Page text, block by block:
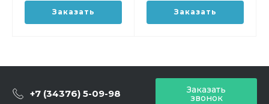
Заказать Заказать
+7 (34376) 5-09-98 Заказать
звонок